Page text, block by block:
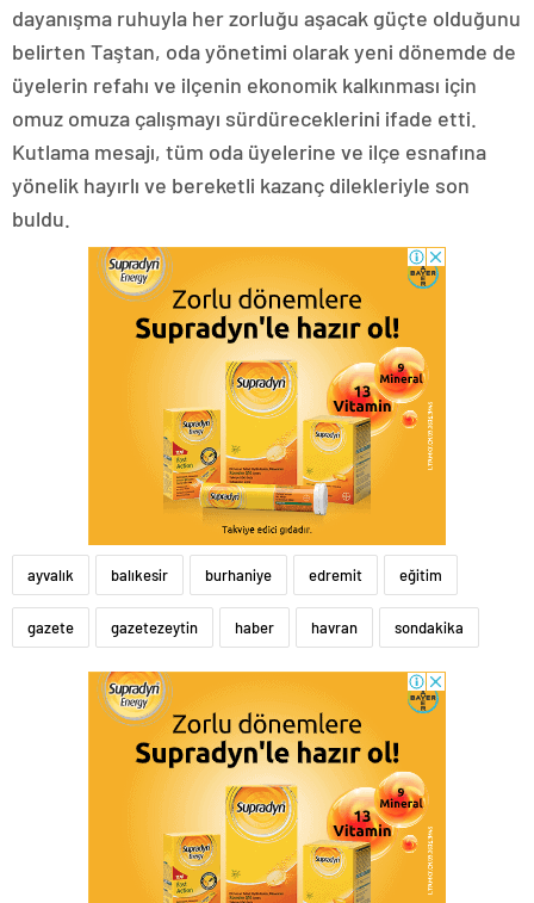
dayanışma ruhuyla her zorluğu aşacak güçte olduğunu
belirten Taştan, oda yönetimi olarak yeni dönemde de
üyelerin refahı ve ilçenin ekonomik kalkınması için
omuz omuza çalışmayı sürdüreceklerini ifade etti.
Kutlama mesajı, tüm oda üyelerine ve ilçe esnafına
yönelik hayırlı ve bereketli kazanç dilekleriyle son
buldu.
ayvalık balıkesir burhaniye edremit eğitim
gazete gazetezeytin haber havran sondakika